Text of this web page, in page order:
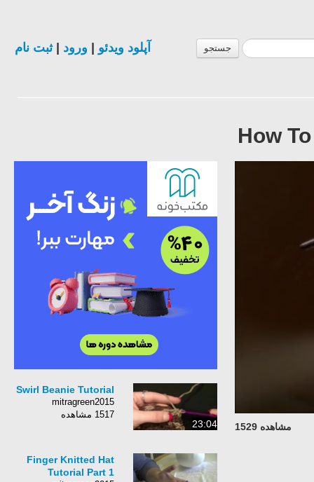
جستجو آپلود ویدئو ورود |ثبت نام
How
مشاهده 1529 23:04
Swirl Beanie Tutorial
mitragreen2015
1517 مشاهده
Finger Knitted Hat
Tutorial Part 1